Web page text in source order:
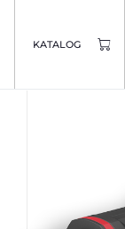
KATALOG